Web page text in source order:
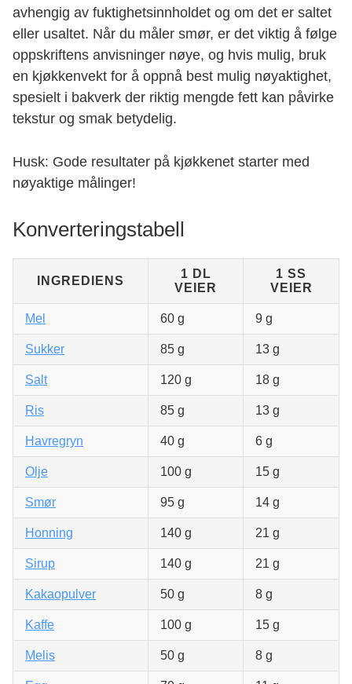
avhengig av fuktighetsinnholdet og om det er saltet
eller usaltet. Når du måler smør, er det viktig å følge
oppskriftens anvisninger nøye, og hvis mulig, bruk
en kjøkkenvekt for å oppnå best mulig nøyaktighet,
spesielt i bakverk der riktig mengde fett kan påvirke
tekstur og smak betydelig.
Husk: Gode resultater på kjøkkenet starter med
nøyaktige målinger!
Konverteringstabell
INGREDIENS
1 DL
VEIER
1 SS
VEIER
Mel 60 g 9 g
Sukker 85 g 13 g
Salt 120 g 18 g
Ris 85 g 13 g
Havregryn 40 g 6 g
Olje 100 g 15 g
Smør 95 g 14 g
Honning 140 g 21 g
Sirup 140 g 21 g
Kakaopulver 50 g 8 g
Kaffe 100 g 15 g
Melis 50 g 8 g